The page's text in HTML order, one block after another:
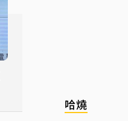
哈燒